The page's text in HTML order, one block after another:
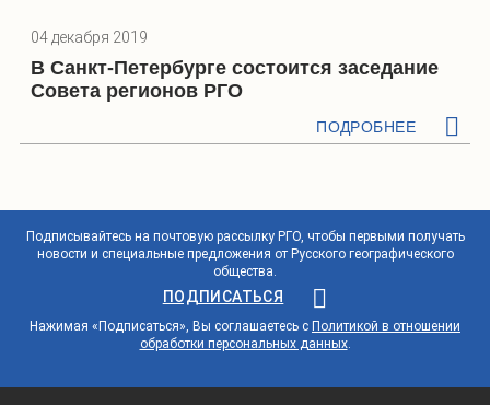
04 декабря 2019
В Санкт-Петербурге состоится заседание
Совета регионов РГО
ПОДРОБНЕЕ
Подписывайтесь на почтовую рассылку РГО, чтобы первыми получать
новости и специальные предложения от Русского географического
общества.
ПОДПИСАТЬСЯ
Нажимая «Подписаться», Вы соглашаетесь с Политикой в отношении
обработки персональных данных.